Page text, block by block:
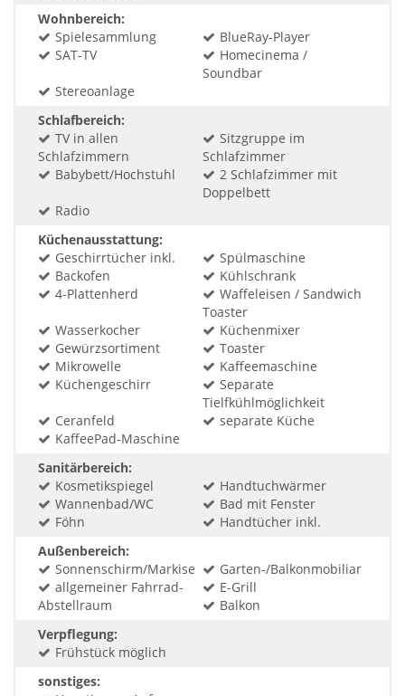
Wohnbereich:
Spielesammlung
BlueRay-Player
SAT-TV
Homecinema /
Soundbar
Stereoanlage
Schlafbereich:
TV in allen
Schlafzimmern
Sitzgruppe im
Schlafzimmer
Babybett/Hochstuhl
2 Schlafzimmer mit
Doppelbett
Radio
Küchenausstattung:
Geschirrtücher inkl.
Spülmaschine
Backofen
Kühlschrank
4-Plattenherd
Waffeleisen / Sandwich
Toaster
Wasserkocher
Küchenmixer
Gewürzsortiment
Toaster
Mikrowelle
Kaffeemaschine
Küchengeschirr
Separate
Tielfkühlmöglichkeit
Ceranfeld
separate Küche
KaffeePad-Maschine
Sanitärbereich:
Kosmetikspiegel
Handtuchwärmer
Wannenbad/WC
Bad mit Fenster
Föhn
Handtücher inkl.
Außenbereich:
Sonnenschirm/Markise
Garten-/Balkonmobiliar
allgemeiner Fahrrad-
Abstellraum
E-Grill
Balkon
Verpflegung:
Frühstück möglich
sonstiges: